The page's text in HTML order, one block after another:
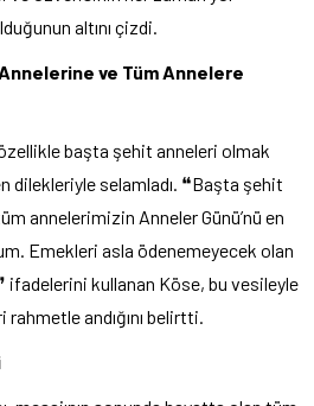
altını çizdi.
ve Tüm Annelere
başta şehit anneleri olmak
dilekleriyle selamladı. ❝Başta şehit
annelerimizin Anneler Günü’nü en
Emekleri asla ödenemeyecek olan
ifadelerini kullanan Köse, bu vesileyle
andığını belirtti.